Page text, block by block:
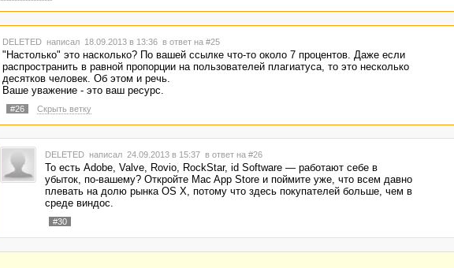
DELETED написал 18.09.2013 в 13:36 в ответ на #25
"Настолько" это насколько? По вашей ссылке что-то около 7 процентов. Даже если
распространить в равной пропорции на пользователей плагиатуса, то это несколько
десятков человек. Об этом и речь.
Ваше уважение - это ваш ресурс.
#26 Скрыть ветку
DELETED написал 24.09.2013 в 15:37 в ответ на #26
То есть Adobe, Valve, Rovio, RockStar, id Software — работают себе в
убыток, по-вашему? Откройте Mac App Store и поймите уже, что всем давно
плевать на долю рынка OS X, потому что здесь покупателей больше, чем в
среде виндос.
#30